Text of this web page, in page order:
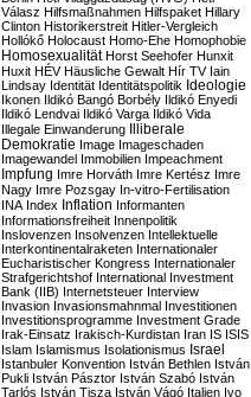
Válasz Hilfsmaßnahmen Hilfspaket Hillary
Clinton Historikerstreit Hitler-Vergleich
Hollókő Holocaust Homo-Ehe Homophobie
Homosexualität Horst Seehofer Hunxit
Huxit HÉV Häusliche Gewalt Hír TV Iain
Lindsay Identität Identitätspolitik Ideologie
Ikonen Ildikó Bangó Borbély Ildikó Enyedi
Ildikó Lendvai Ildikó Varga Ildikó Vida
Illegale Einwanderung Illiberale
Demokratie Image Imageschaden
Imagewandel Immobilien Impeachment
Impfung Imre Horváth Imre Kertész Imre
Nagy Imre Pozsgay In-vitro-Fertilisation
INA Index Inflation Informanten
Informationsfreiheit Innenpolitik
Inslovenzen Insolvenzen Intellektuelle
Interkontinentalraketen Internationaler
Eucharistischer Kongress Internationaler
Strafgerichtshof International Investment
Bank (IIB) Internetsteuer Interview
Invasion Invasionsmahnmal Investitionen
Investitionsprogramme Investment Grade
Irak-Einsatz Irakisch-Kurdistan Iran IS ISIS
Islam Islamismus Isolationismus Israel
Istanbuler Konvention István Bethlen István
Pukli István Pásztor István Szabó István
Tarlós István Tisza István Vágó Italien Ivo